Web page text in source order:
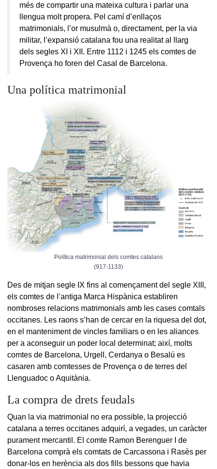
més de compartir una mateixa cultura i parlar una
llengua molt propera. Pel camí d’enllaços
matrimonials, l’or musulmà o, directament, per la via
militar, l’expansió catalana fou una realitat al llarg
dels segles XI i XII. Entre 1112 i 1245 els comtes de
Provença ho foren del Casal de Barcelona.
Una política matrimonial
Política matrimonial dels comtes catalans
(917-1133)
Des de mitjan segle IX fins al començament del segle XIII,
els comtes de l’antiga Marca Hispànica establiren
nombroses relacions matrimonials amb les cases comtals
occitanes. Les raons s’han de cercar en la riquesa del dot,
en el manteniment de vincles familiars o en les aliances
per a aconseguir un poder local determinat; així, molts
comtes de Barcelona, Urgell, Cerdanya o Besalú es
casaren amb comtesses de Provença o de terres del
Llenguadoc o Aquitània.
La compra de drets feudals
Quan la via matrimonial no era possible, la projecció
catalana a terres occitanes adquirí, a vegades, un caràcter
purament mercantil. El comte Ramon Berenguer I de
Barcelona comprà els comtats de Carcassona i Rasès per
donar-los en herència als dos fills bessons que havia